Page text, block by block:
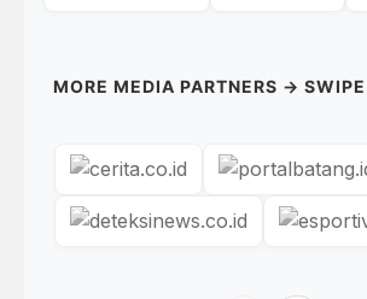
MORE MEDIA PARTNERS →